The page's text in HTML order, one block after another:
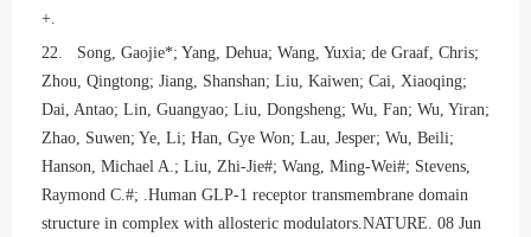
+.
22. Song, Gaojie*; Yang, Dehua; Wang, Yuxia; de Graaf, Chris;
Zhou, Qingtong; Jiang, Shanshan; Liu, Kaiwen; Cai, Xiaoqing;
Dai, Antao; Lin, Guangyao; Liu, Dongsheng; Wu, Fan; Wu, Yiran;
Zhao, Suwen; Ye, Li; Han, Gye Won; Lau, Jesper; Wu, Beili;
Hanson, Michael A.; Liu, Zhi-Jie#; Wang, Ming-Wei#; Stevens,
Raymond C.#; .Human GLP-1 receptor transmembrane domain
structure in complex with allosteric modulators.NATURE. 08 Jun